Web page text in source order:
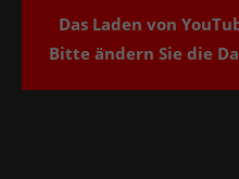
We offer support for our
Das Laden von
Bitte ändern Sie die